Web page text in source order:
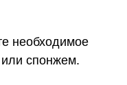
необходимое
или спонжем.